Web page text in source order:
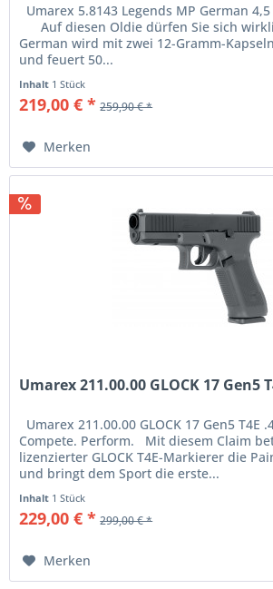
Umarex 5.8143 Legends MP German 4,5
Auf diesen Oldie dürfen Sie sich
German wird mit zwei 12-Gramm-
und feuert 50...
Inhalt 1 Stück
219,00 € * 259,90 € *
Merken
Umarex 211.00.00 GLOCK 17 Gen5
Umarex 211.00.00 GLOCK 17 Gen5
Compete. Perform. Mit diesem Claim
lizenzierter GLOCK T4E-Markierer die
und bringt dem Sport die erste...
Inhalt 1 Stück
229,00 € * 299,00 € *
Merken